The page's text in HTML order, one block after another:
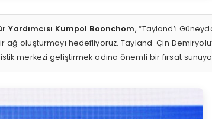
Yardımcısı Kumpol Boonchom, “Tayland’ı
oluşturmayı hedefliyoruz. Tayland-Çin
merkezi geliştirmek adına önemli bir fırsat